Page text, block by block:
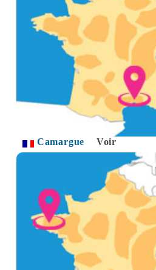
Camargue Voir